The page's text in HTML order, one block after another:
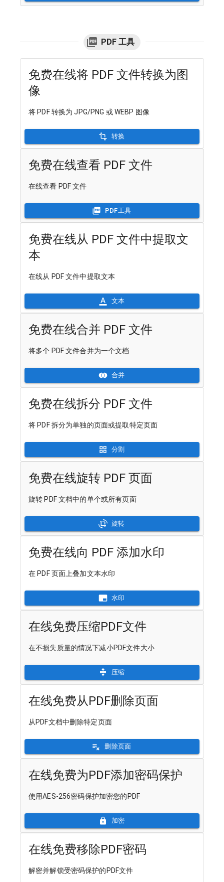
PDF 工具
免费在线将 PDF 文件转换为图
像
将 PDF 转换为 JPG/PNG 或 WEBP 图像
转换
免费在线查看 PDF 文件
在线查看 PDF 文件
PDF工具
免费在线从 PDF 文件中提取文
本
在线从 PDF 文件中提取文本
文本
免费在线合并 PDF 文件
将多个 PDF 文件合并为一个文档
合并
免费在线拆分 PDF 文件
将 PDF 拆分为单独的页面或提取特定页面
分割
免费在线旋转 PDF 页面
旋转 PDF 文档中的单个或所有页面
旋转
免费在线向 PDF 添加水印
在 PDF 页面上叠加文本水印
水印
在线免费压缩PDF文件
在不损失质量的情况下减小PDF文件大小
压缩
在线免费从PDF删除页面
从PDF文档中删除特定页面
删除页面
在线免费为PDF添加密码保护
使用AES-256密码保护加密您的PDF
加密
在线免费移除PDF密码
解密并解锁受密码保护的PDF文件